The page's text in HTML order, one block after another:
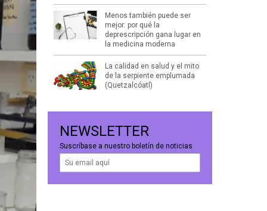
Menos también puede ser
mejor: por qué la
deprescripción gana lugar en
la medicina moderna
La calidad en salud y el mito
de la serpiente emplumada
(Quetzalcóatl)
NEWSLETTER
Suscríbase a nuestro boletín de noticias